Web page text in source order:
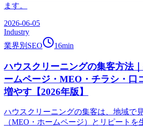
ます。
2026-06-05
Industry
業界別SEO
16min
ハウスクリーニングの集客方法
ームページ・MEO・チラシ・口
増やす【2026年版】
ハウスクリーニングの集客は、地域で
（MEO・ホームページ）とリピートを